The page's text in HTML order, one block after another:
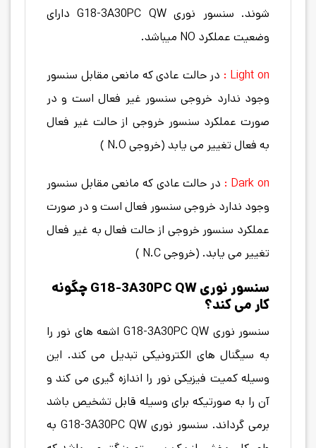
شوند. سنسور نوری G18-3A30PC QW دارای
وضعیت عملکرد NO میباشد.
Light on :
در حالت عادی كه مانعی مقابل سنسور
وجود ندارد خروجی سنسور غیر فعال است و در
صورت عملكرد سنسور خروجی از حالت غیر فعال
به فعال تغییر می یابد (خروجی N.O )
Dark on :
در حالت عادی كه مانعی مقابل سنسور
وجود ندارد خروجی سنسور فعال است و در صورت
عملكرد سنسور خروجی از حالت فعال به غیر فعال
تغییر می یابد. (خروجی N.C )
سنسور نوری G18-3A30PC QW چگونه
کار می کند؟
سنسور نوری G18-3A30PC QW اشعه های نور را
به سیگنال های الکترونیکی تبدیل می کند. این
وسیله کمیت فیزیکی نور را اندازه گیری می کند و
آن را به صورتیکه برای وسیله قابل تشخیص باشد
برمی گرداند. سنسور نوری G18-3A30PC QW به